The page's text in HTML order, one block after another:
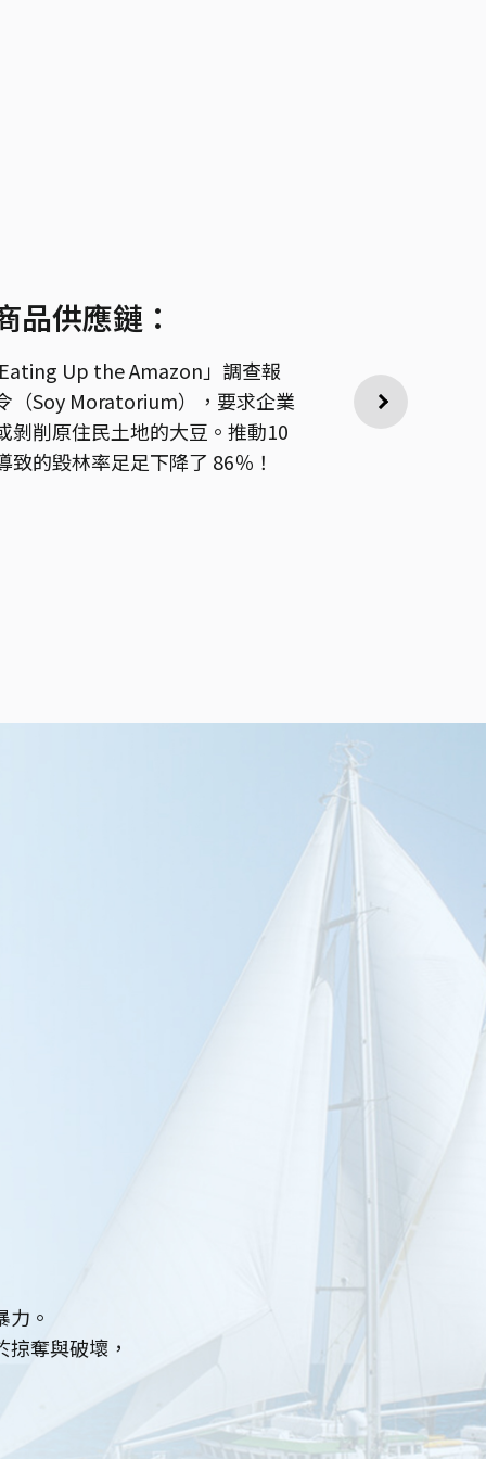
品供應鏈：
Up the Amazon」調查報
（Soy Moratorium），要求企業
剝削原住民土地的大豆。推動10
的毀林率足足下降了 86％！
。
奪與破壞，